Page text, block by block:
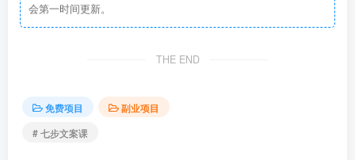
会第一时间更新。
THE END
免费项目
副业项目
# 七步文案课